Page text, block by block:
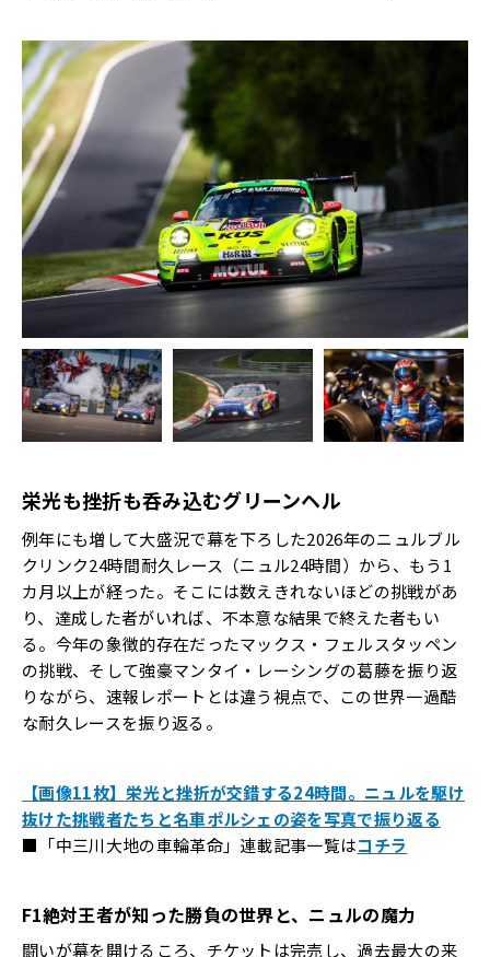
栄光も挫折も呑み込むグリーンヘル
例年にも増して大盛況で幕を下ろした2026年のニュルブル
クリンク24時間耐久レース（ニュル24時間）から、もう1
カ月以上が経った。そこには数えきれないほどの挑戦があ
り、達成した者がいれば、不本意な結果で終えた者もい
る。今年の象徴的存在だったマックス・フェルスタッペン
の挑戦、そして強豪マンタイ・レーシングの葛藤を振り返
りながら、速報レポートとは違う視点で、この世界一過酷
な耐久レースを振り返る。
【画像11枚】栄光と挫折が交錯する24時間。ニュルを駆け
抜けた挑戦者たちと名車ポルシェの姿を写真で振り返る
■「中三川大地の車輪革命」連載記事一覧はコチラ
F1絶対王者が知った勝負の世界と、ニュルの魔力
闘いが幕を開けるころ、チケットは完売し、過去最大の来